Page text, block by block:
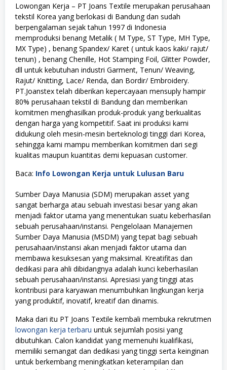
Lowongan Kerja – PT Joans Textile merupakan perusahaan
tekstil Korea yang berlokasi di Bandung dan sudah
berpengalaman sejak tahun 1997 di Indonesia
memproduksi benang Metalik ( M Type, ST Type, MH Type,
MX Type) , benang Spandex/ Karet ( untuk kaos kaki/ rajut/
tenun) , benang Chenille, Hot Stamping Foil, Glitter Powder,
dll untuk kebutuhan industri Garment, Tenun/ Weaving,
Rajut/ Knitting, Lace/ Renda, dan Bordir/ Embroidery.
PT.Joanstex telah diberikan kepercayaan mensuply hampir
80% perusahaan tekstil di Bandung dan memberikan
komitmen menghasilkan produk-produk yang berkualitas
dengan harga yang kompetitif. Saat ini produksi kami
didukung oleh mesin-mesin berteknologi tinggi dari Korea,
sehingga kami mampu memberikan komitmen dari segi
kualitas maupun kuantitas demi kepuasan customer.
Baca: Info Lowongan Kerja untuk Lulusan Baru
Sumber Daya Manusia (SDM) merupakan asset yang
sangat berharga atau sebuah investasi besar yang akan
menjadi faktor utama yang menentukan suatu keberhasilan
sebuah perusahaan/instansi. Pengelolaan Manajemen
Sumber Daya Manusia (MSDM) yang tepat bagi sebuah
perusahaan/instansi akan menjadi faktor utama dan
membawa kesuksesan yang maksimal. Kreatifitas dan
dedikasi para ahli dibidangnya adalah kunci keberhasilan
sebuah perusahaan/instansi. Apresiasi yang tinggi atas
kontribusi para karyawan menumbuhkan lingkungan kerja
yang produktif, inovatif, kreatif dan dinamis.
Maka dari itu PT Joans Textile kembali membuka rekrutmen
lowongan kerja terbaru untuk sejumlah posisi yang
dibutuhkan. Calon kandidat yang memenuhi kualifikasi,
memiliki semangat dan dedikasi yang tinggi serta keinginan
untuk berkembang meningkatkan keterampilan dan